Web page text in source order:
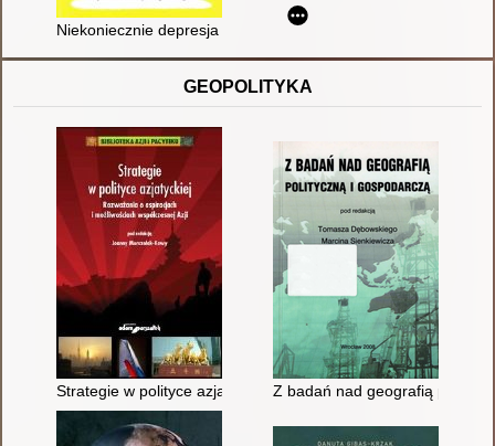
Niekoniecznie depresja : zrozum swoje emocje i odzyskaj
GEOPOLITYKA
Strategie w polityce azjatyckiej : rozważania o aspiracjach i
Z badań nad geografią